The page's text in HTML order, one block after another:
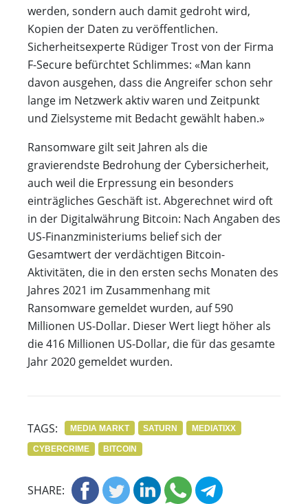
werden, sondern auch damit gedroht wird,
Kopien der Daten zu veröffentlichen.
Sicherheitsexperte Rüdiger Trost von der Firma
F-Secure befürchtet Schlimmes: «Man kann
davon ausgehen, dass die Angreifer schon sehr
lange im Netzwerk aktiv waren und Zeitpunkt
und Zielsysteme mit Bedacht gewählt haben.»
Ransomware gilt seit Jahren als die
gravierendste Bedrohung der Cybersicherheit,
auch weil die Erpressung ein besonders
einträgliches Geschäft ist. Abgerechnet wird oft
in der Digitalwährung Bitcoin: Nach Angaben des
US-Finanzministeriums belief sich der
Gesamtwert der verdächtigen Bitcoin-
Aktivitäten, die in den ersten sechs Monaten des
Jahres 2021 im Zusammenhang mit
Ransomware gemeldet wurden, auf 590
Millionen US-Dollar. Dieser Wert liegt höher als
die 416 Millionen US-Dollar, die für das gesamte
Jahr 2020 gemeldet wurden.
TAGS: MEDIA MARKT SATURN MEDIATIXX
CYBERCRIME BITCOIN
SHARE: